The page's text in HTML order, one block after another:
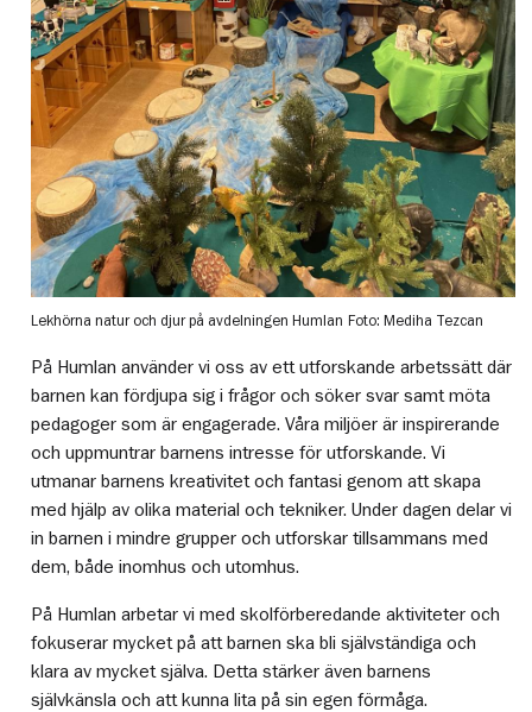
Lekhörna natur och djur på avdelningen Humlan Foto: Mediha Tezcan
På Humlan använder vi oss av ett utforskande arbetssätt där
barnen kan fördjupa sig i frågor och söker svar samt möta
pedagoger som är engagerade. Våra miljöer är inspirerande
och uppmuntrar barnens intresse för utforskande. Vi
utmanar barnens kreativitet och fantasi genom att skapa
med hjälp av olika material och tekniker. Under dagen delar vi
in barnen i mindre grupper och utforskar tillsammans med
dem, både inomhus och utomhus.
På Humlan arbetar vi med skolförberedande aktiviteter och
fokuserar mycket på att barnen ska bli självständiga och
klara av mycket själva. Detta stärker även barnens
självkänsla och att kunna lita på sin egen förmåga.